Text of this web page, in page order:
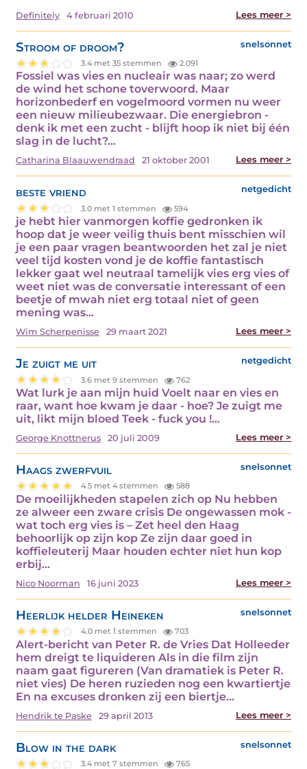
Definitely 4 februari 2010 Lees meer >
Stroom of droom? snelsonnet
3.4 met 35 stemmen 2.091
Fossiel was vies en nucleair was naar; zo werd
de wind het schone toverwoord. Maar
horizonbederf en vogelmoord vormen nu weer
een nieuw milieubezwaar. Die energiebron -
denk ik met een zucht - blijft hoop ik niet bij één
slag in de lucht?…
Catharina Blaauwendraad 21 oktober 2001 Lees meer >
beste vriend netgedicht
3.0 met 1 stemmen 594
je hebt hier vanmorgen koffie gedronken ik
hoop dat je weer veilig thuis bent misschien wil
je een paar vragen beantwoorden het zal je niet
veel tijd kosten vond je de koffie fantastisch
lekker gaat wel neutraal tamelijk vies erg vies of
weet niet was de conversatie interessant of een
beetje of mwah niet erg totaal niet of geen
mening was…
Wim Scherpenisse 29 maart 2021 Lees meer >
Je zuigt me uit netgedicht
3.6 met 9 stemmen 762
Wat lurk je aan mijn huid Voelt naar en vies en
raar, want hoe kwam je daar - hoe? Je zuigt me
uit, likt mijn bloed Teek - fuck you !…
George Knottnerus 20 juli 2009 Lees meer >
Haags zwerfvuil snelsonnet
4.5 met 4 stemmen 588
De moeilijkheden stapelen zich op Nu hebben
ze alweer een zware crisis De ongewassen mok -
wat toch erg vies is – Zet heel den Haag
behoorlijk op zijn kop Ze zijn daar goed in
koffieleuterij Maar houden echter niet hun kop
erbij…
Nico Noorman 16 juni 2023 Lees meer >
Heerlijk helder Heineken snelsonnet
4.0 met 1 stemmen 703
Alert-bericht van Peter R. de Vries Dat Holleeder
hem dreigt te liquideren Als in die film zijn
naam gaat figureren (Van dramatiek is Peter R.
niet vies) De heren ruzieden nog een kwartiertje
En na excuses dronken zij een biertje…
Hendrik te Paske 29 april 2013 Lees meer >
Blow in the dark snelsonnet
3.4 met 7 stemmen 765